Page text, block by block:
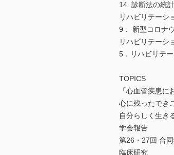
14. 診断法の統
リハビリテーシ
9． 新型コロナ
リハビリテーシ
5．リハビリテ
TOPICS
「心血管疾患
心に残ったでき
自分らしく生
学会報告
第26・27回 合
臨床研究